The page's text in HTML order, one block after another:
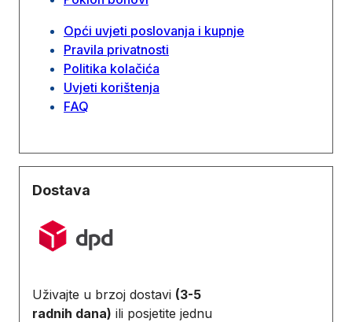
Opći uvjeti poslovanja i kupnje
Pravila privatnosti
Politika kolačića
Uvjeti korištenja
FAQ
Dostava
Uživajte u brzoj dostavi (3-5
radnih dana) ili posjetite jednu